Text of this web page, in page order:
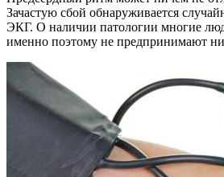
Зачастую сбой обнаруживается
ЭКГ. О наличии патологии многие
именно поэтому не предпринимают